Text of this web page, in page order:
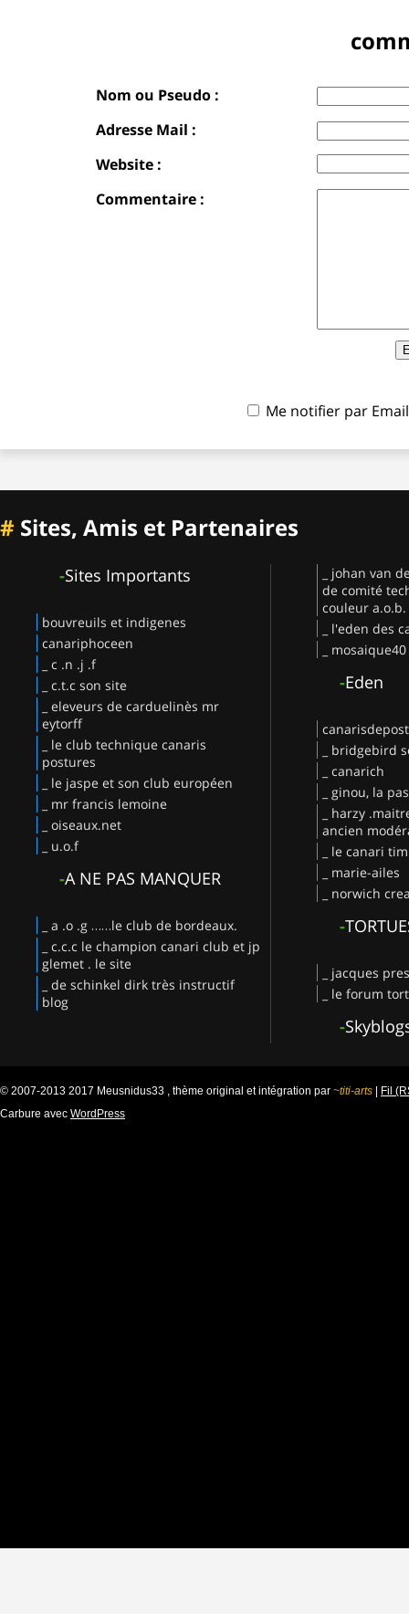
Nom ou Pseudo :
Adresse Mail :
Website :
Commentaire :
Me notifier par
# Sites, Amis et Partenaires
-Sites Importants
bouvreuils et indigenes
canariphoceen
_ c .n .j .f
_ c.t.c son site
_ eleveurs de carduelinès mr
eytorff
_ le club technique canaris
postures
_ le jaspe et son club européen
_ mr francis lemoine
_ oiseaux.net
_ u.o.f
-A NE PAS MANQUER
_ a .o .g ……le club de bordeaux.
_ c.c.c le champion canari club et jp
glemet . le site
_ de schinkel dirk très instructif
blog
_ johan van
de comité
couleur a.o.b.
_ l'eden des
_ mosaique40
-Eden
_ bridgebird
_ canarich
_ ginou, la
_ harzy
ancien
_ le canari
_ marie-ailes
_ norwich
-
_ jacques
_ le forum
-
© 2007-2013 2017 Meusnidus33 , thème original et intégration par ~titi-arts | Fil
Carbure avec WordPress